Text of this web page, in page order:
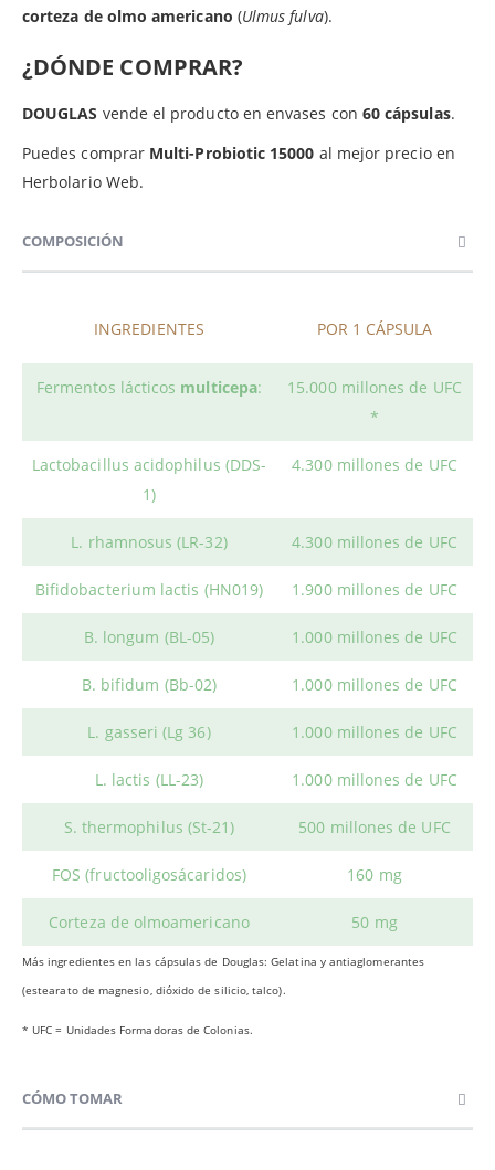
corteza de olmo americano (Ulmus fulva).
¿DÓNDE COMPRAR?
DOUGLAS vende el producto en envases con 60 cápsulas.
Puedes comprar Multi-Probiotic 15000 al mejor precio en
Herbolario Web.
COMPOSICIÓN
INGREDIENTES POR 1 CÁPSULA
Fermentos lácticos multicepa:
15.000 millones de UFC
*
Lactobacillus acidophilus (DDS-
1)
4.300 millones de UFC
L. rhamnosus (LR-32) 4.300 millones de UFC
Bifidobacterium lactis (HN019) 1.900 millones de UFC
B. longum (BL-05) 1.000 millones de UFC
B. bifidum (Bb-02) 1.000 millones de UFC
L. gasseri (Lg 36) 1.000 millones de UFC
L. lactis (LL-23) 1.000 millones de UFC
S. thermophilus (St-21) 500 millones de UFC
FOS (fructooligosácaridos) 160 mg
Corteza de olmoamericano 50 mg
Más ingredientes en las cápsulas de Douglas: Gelatina y antiaglomerantes
(estearato de magnesio, dióxido de silicio, talco).
* UFC = Unidades Formadoras de Colonias.
CÓMO TOMAR